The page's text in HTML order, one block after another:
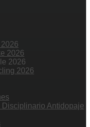
2026
2026
2026
Antidopaje